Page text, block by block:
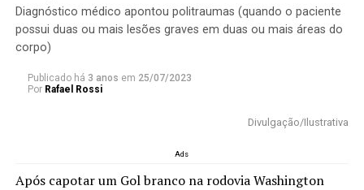
Diagnóstico médico apontou politraumas (quando o paciente
possui duas ou mais lesões graves em duas ou mais áreas do
corpo)
Publicado há 3 anos em 25/07/2023
Por Rafael Rossi
Divulgação/Ilustrativa
Ads
Após capotar um Gol branco na rodovia Washington